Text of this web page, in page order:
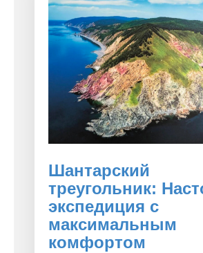
Шантарский
треугольник:
экспедиция с
максимальным
комфортом